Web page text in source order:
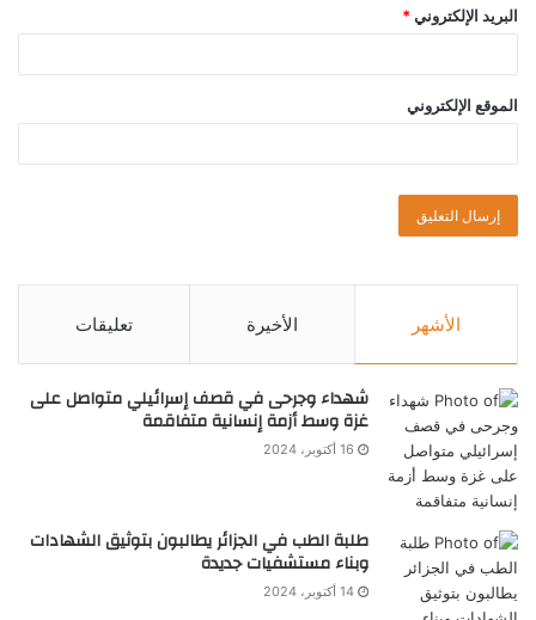
البريد الإلكتروني *
الموقع الإلكتروني
الأشهر الأخيرة تعليقات
شهداء وجرحى في قصف إسرائيلي متواصل على
غزة وسط أزمة إنسانية متفاقمة
16 أكتوبر، 2024
طلبة الطب في الجزائر يطالبون بتوثيق الشهادات
وبناء مستشفيات جديدة
14 أكتوبر، 2024